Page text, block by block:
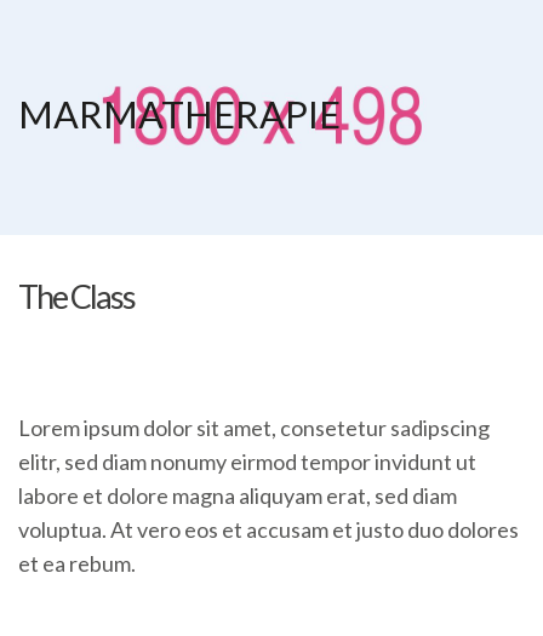
MARMATHERAPIE
The Class
Lorem ipsum dolor sit amet, consetetur sadipscing
elitr, sed diam nonumy eirmod tempor invidunt ut
labore et dolore magna aliquyam erat, sed diam
voluptua. At vero eos et accusam et justo duo dolores
et ea rebum.